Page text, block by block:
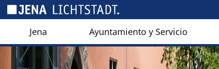
Jena Ayuntamiento y Servicio
Panel de gestión de cookies